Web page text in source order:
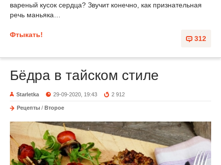
вареный кусок сердца? Звучит конечно, как признательная
речь маньяка…
312
Фтыкать!
Бёдра в тайском стиле
Starletka 29-09-2020, 19:43 2 912
Рецепты / Второе